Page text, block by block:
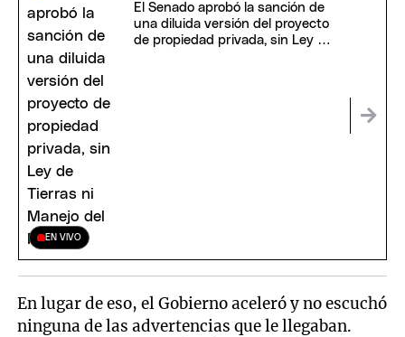
EN VIVO
El Senado aprobó la sanción de
una diluida versión del proyecto
de propiedad privada, sin Ley de
En lugar de eso, el Gobierno aceleró y no escuchó
ninguna de las advertencias que le llegaban.